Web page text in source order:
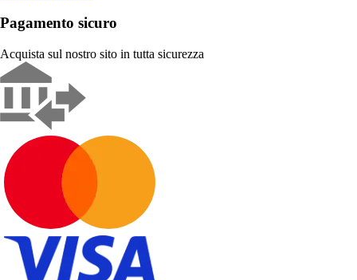
Pagamento sicuro
Acquista sul nostro sito in tutta sicurezza